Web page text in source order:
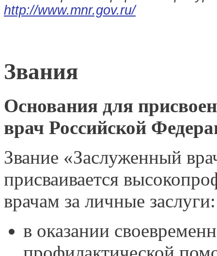
http://www.mnr.gov.ru/
Звания
Основания для
врач Российской
Звание «Заслуженный
присваивается
врачам за личные заслуги:
в оказании